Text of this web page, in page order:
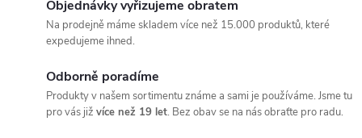
Objednávky vyřizujeme obratem
Na prodejně máme skladem více než 15.000 produktů, které
expedujeme ihned.
Odborně poradíme
Produkty v našem sortimentu známe a sami je používáme. Jsme tu
pro vás již více než 19 let. Bez obav se na nás obraťte pro radu.